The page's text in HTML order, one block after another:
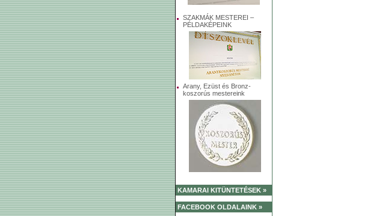
SZAKMÁK MESTEREI –
PÉLDAKÉPEINK
Arany, Ezüst és Bronz-
koszorús mestereink
KAMARAI KITÜNTETÉSEK »
FACEBOOK OLDALAINK »